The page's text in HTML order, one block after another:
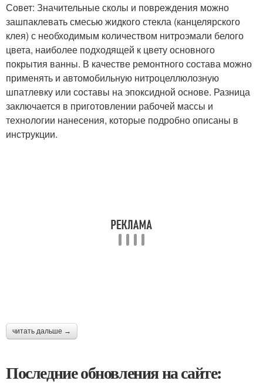
Совет: Значительные сколы и повреждения можно
зашпаклевать смесью жидкого стекла (канцелярского
клея) с необходимым количеством нитроэмали белого
цвета, наиболее подходящей к цвету основного
покрытия ванны. В качестве ремонтного состава можно
применять и автомобильную нитроцеллюлозную
шпатлевку или составы на эпоксидной основе. Разница
заключается в приготовлении рабочей массы и
технологии нанесения, которые подробно описаны в
инструкции.
читать дальше →
Последние обновления на сайте: